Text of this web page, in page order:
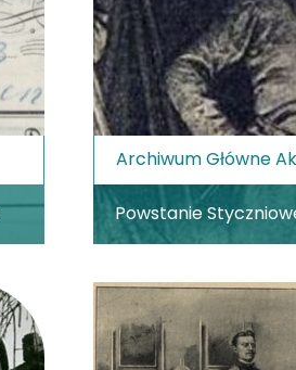
Archiwum Główne
Powstanie